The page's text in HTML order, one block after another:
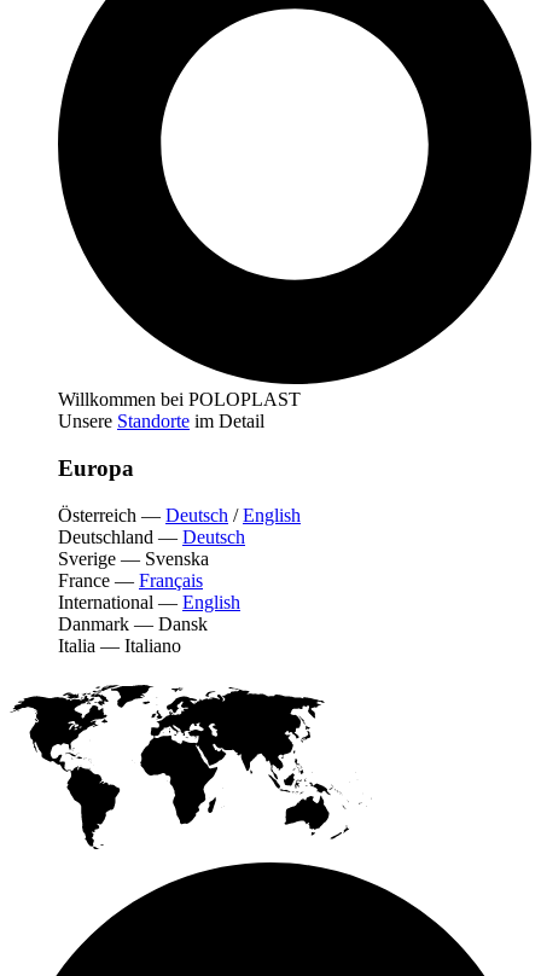
Willkommen bei POLOPLAST
Unsere Standorte im Detail
Europa
Österreich — Deutsch /English
Deutschland — Deutsch
Sverige — Svenska
France — Français
International — English
Danmark — Dansk
Italia — Italiano